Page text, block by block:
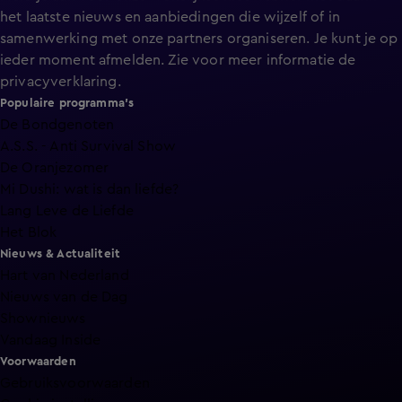
het laatste nieuws en aanbiedingen die wijzelf of in
samenwerking met onze partners organiseren. Je kunt je op
ieder moment afmelden. Zie voor meer informatie de
privacyverklaring.
Populaire programma's
De Bondgenoten
A.S.S. - Anti Survival Show
De Oranjezomer
Mi Dushi: wat is dan liefde?
Lang Leve de Liefde
Het Blok
Nieuws & Actualiteit
Voorwaarden